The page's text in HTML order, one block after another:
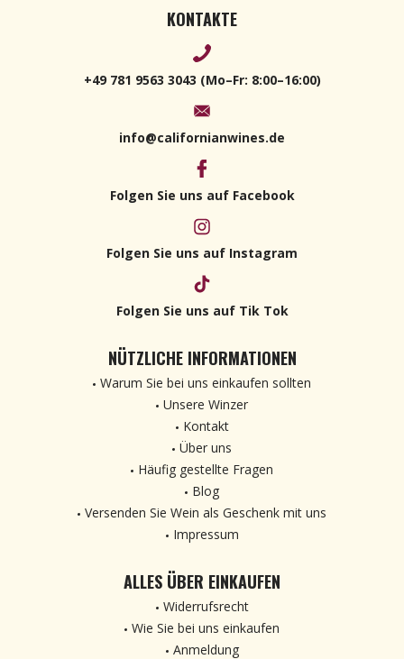
KONTAKTE
+49 781 9563 3043 (Mo–Fr: 8:00–16:00)
info@californianwines.de
Folgen Sie uns auf Facebook
Folgen Sie uns auf Instagram
Folgen Sie uns auf Tik Tok
NÜTZLICHE INFORMATIONEN
Warum Sie bei uns einkaufen sollten
Unsere Winzer
Kontakt
Über uns
Häufig gestellte Fragen
Blog
Versenden Sie Wein als Geschenk mit uns
Impressum
ALLES ÜBER EINKAUFEN
Widerrufsrecht
Wie Sie bei uns einkaufen
Anmeldung